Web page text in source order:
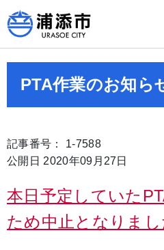
PTA作業のお知ら
記事番号： 1-7588
公開日 2020年09月27日
本日予定していた
ため中止となりまし